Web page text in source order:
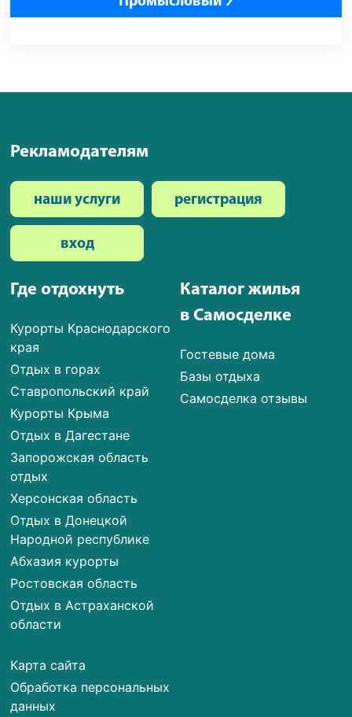
Где отдохнуть
Курорты Краснодарского
края
Отдых в горах
Ставропольский край
Курорты Крыма
Отдых в Дагестане
Запорожская область
отдых
Херсонская область
Отдых в Донецкой
Народной республике
Абхазия курорты
Ростовская область
Отдых в Астраханской
области
Карта сайта
Обработка персональных
данных
Каталог жилья
в Самосделке
Гостевые дома
Базы отдыха
Самосделка отзывы
Рекламодателям
наши услуги регистрация
вход